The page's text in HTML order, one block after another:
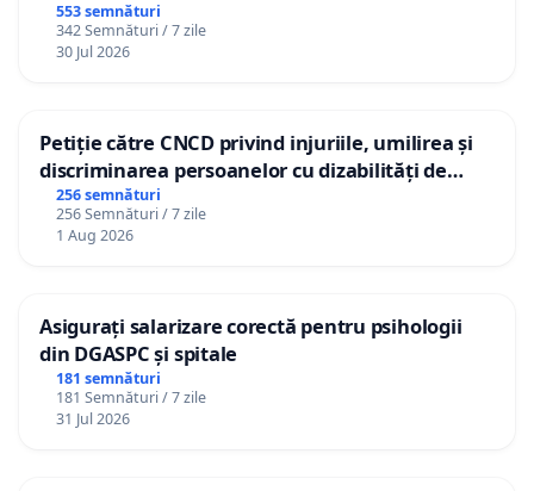
553 semnături
342 Semnături / 7 zile
30 Jul 2026
Petiție către CNCD privind injuriile, umilirea și
discriminarea persoanelor cu dizabilități de
către utilizatorul TikTok „Gorici”
256 semnături
256 Semnături / 7 zile
1 Aug 2026
Asigurați salarizare corectă pentru psihologii
din DGASPC și spitale
181 semnături
181 Semnături / 7 zile
31 Jul 2026